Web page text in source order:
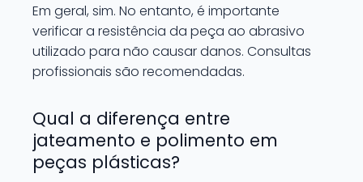
Em geral, sim. No entanto, é importante
verificar a resistência da peça ao abrasivo
utilizado para não causar danos. Consultas
profissionais são recomendadas.
Qual a diferença entre
jateamento e polimento em
peças plásticas?